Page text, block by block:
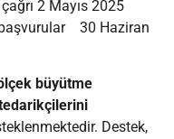
2 Mayıs 2025
başvurular 30 Haziran
büyütme
Destek,